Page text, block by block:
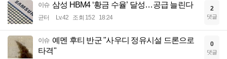
이슈 삼성 HBM4 ‘황금 수율’ 달성…공급 늘린다
균터 Lv.42 조회 152 18:24
2
댓글
이슈 예멘 후티 반군 "사우디 정유시설 드론으로
타격"
0
댓글